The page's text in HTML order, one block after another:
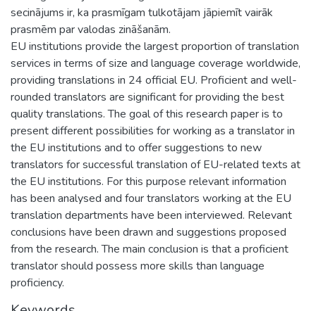
secinājums ir, ka prasmīgam tulkotājam jāpiemīt vairāk
prasmēm par valodas zināšanām.
EU institutions provide the largest proportion of translation
services in terms of size and language coverage worldwide,
providing translations in 24 official EU. Proficient and well-
rounded translators are significant for providing the best
quality translations. The goal of this research paper is to
present different possibilities for working as a translator in
the EU institutions and to offer suggestions to new
translators for successful translation of EU-related texts at
the EU institutions. For this purpose relevant information
has been analysed and four translators working at the EU
translation departments have been interviewed. Relevant
conclusions have been drawn and suggestions proposed
from the research. The main conclusion is that a proficient
translator should possess more skills than language
proficiency.